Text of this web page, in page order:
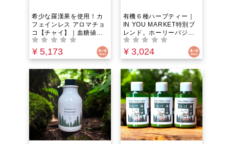
希少な羅漢果を使用！カ
フェインレス アロマチョ
コ【チャイ】｜血糖値を
上げにくい羅漢果（ラカ
ンカ）顆粒を甘味料とし
て100%使用！カカオの代
パーフード「キャロブ」
を使用！IN YOU
MARKET限定
¥ 5,173
有機６種ハーブティー｜
IN YOU MARKET特別ブ
レンド。ホーリーバジ
ル・レモンバーム・エル
ダーフラワー・ローズマ
リー・エキナセア・ペパ
ィーバックの２種類から
選べる！世界のハーブを
集めた特別な有機ハーブ
のみ使用。「免疫」・
「上気道」ケア。朝の目
覚め・お仕事中・夜寝る
前の一杯に。
¥ 3,024